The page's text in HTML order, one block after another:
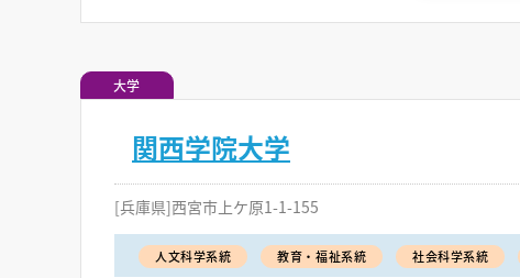
大学
関西学院大学
[兵庫県]西宮市上ケ原1-1-155
人文科学系統 教育・福祉系統 社会科学系統